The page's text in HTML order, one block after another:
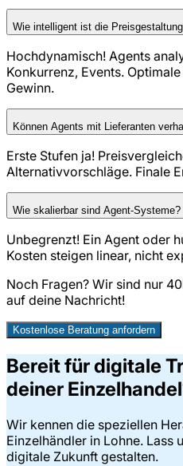
Wie intelligent ist die
Hochdynamisch! Agents
Konkurrenz, Events.
Gewinn.
Können Agents mit Lieferanten
Erste Stufen ja!
Alternativvorschläge. Finale
Wie skalierbar sind Agent-Systeme?
Unbegrenzt! Ein Agent oder
Kosten steigen linear, nicht
Noch Fragen? Wir sind nur 40
auf deine Nachricht!
Kostenlose Beratung anfordern
Bereit für digitale
deiner
Wir kennen die speziellen
Einzelhändler in Lohne. Lass
digitale Zukunft gestalten.